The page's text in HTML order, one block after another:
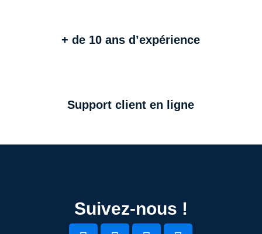
+ de 10 ans d’expérience
Support client en ligne
Suivez-nous !